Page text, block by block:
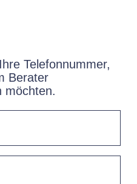
Telefonnummer,
Berater
möchten.